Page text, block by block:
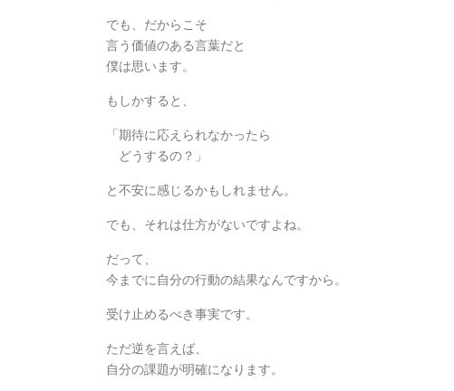
でも、だからこそ
言う価値のある言葉だと
僕は思います。
もしかすると、
「期待に応えられなかったら
どうするの？」
と不安に感じるかもしれません。
でも、それは仕方がないですよね。
だって、
今までに自分の行動の結果なんですから。
受け止めるべき事実です。
ただ逆を言えば、
自分の課題が明確になります。